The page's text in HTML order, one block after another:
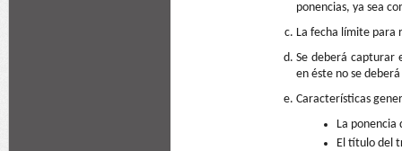
ponencias, ya sea
La fecha límite para
Se deberá capturar
en éste no se
Características
La
El título del